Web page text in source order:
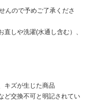
んので予めご了承くださ
しや洗濯(水通し含む）、
キズが生じた商品
ど交換不可と明記されてい